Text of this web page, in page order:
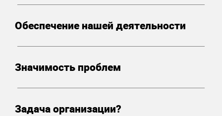
Обеспечение нашей деятельности
Значимость проблем
Задача организации?